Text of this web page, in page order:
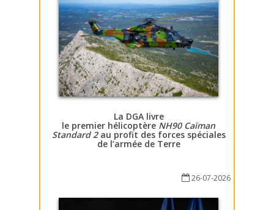
La DGA livre
le premier hélicoptère NH90 Caïman
Standard 2au profit des forces spéciales
de l’armée de Terre
26-07-2026